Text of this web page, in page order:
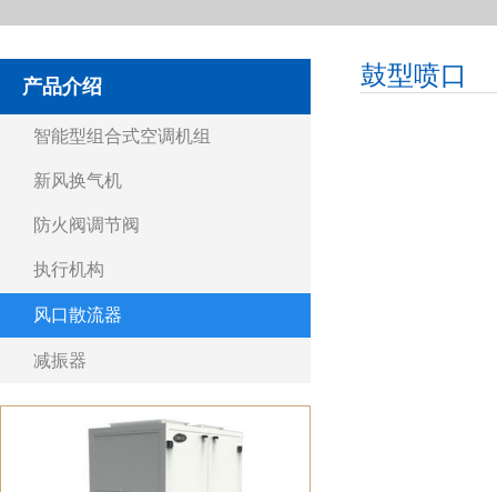
产品介绍
智能型组合式空调机组
新风换气机
防火阀调节阀
执行机构
风口散流器
减振器
鼓型喷口